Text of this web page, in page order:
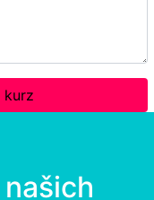
kurz